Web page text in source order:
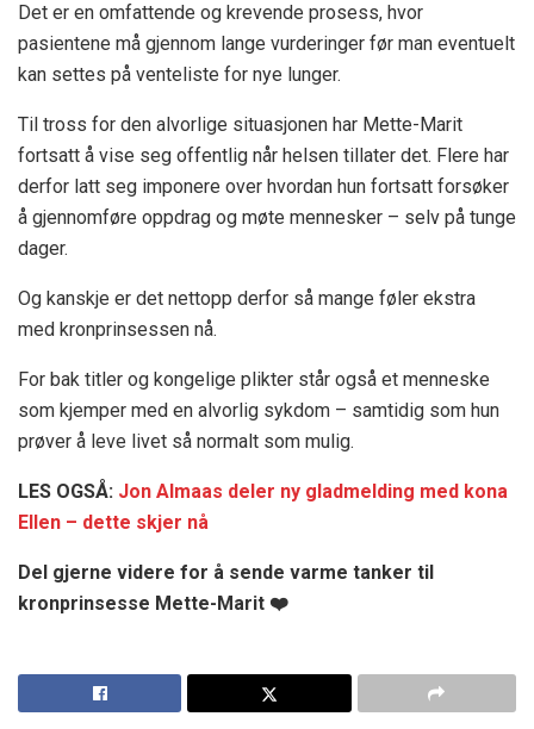
Det er en omfattende og krevende prosess, hvor
pasientene må gjennom lange vurderinger før man eventuelt
kan settes på venteliste for nye lunger.
Til tross for den alvorlige situasjonen har Mette-Marit
fortsatt å vise seg offentlig når helsen tillater det. Flere har
derfor latt seg imponere over hvordan hun fortsatt forsøker
å gjennomføre oppdrag og møte mennesker – selv på tunge
dager.
Og kanskje er det nettopp derfor så mange føler ekstra
med kronprinsessen nå.
For bak titler og kongelige plikter står også et menneske
som kjemper med en alvorlig sykdom – samtidig som hun
prøver å leve livet så normalt som mulig.
LES OGSÅ: Jon Almaas deler ny gladmelding med kona
Ellen – dette skjer nå
Del gjerne videre for å sende varme tanker til
kronprinsesse Mette-Marit ❤️